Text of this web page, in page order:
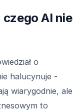
AI nie
o
halucynuje -
wiarygodnie, ale
to